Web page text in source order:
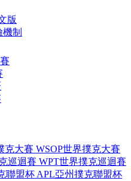
版
制
WSOP世界撲克大賽
WPT世界撲克巡迴賽
APL亞州撲克聯盟杯